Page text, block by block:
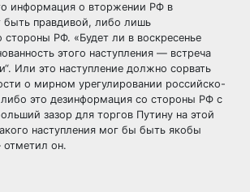
информация о вторжении РФ в
быть правдивой, либо лишь
РФ. «Будет ли в воскресенье
этого наступления — встреча
Или это наступление должно сорвать
о мирном урегулировании российско-
это дезинформация со стороны РФ с
зазор для торгов Путину на этой
наступления мог бы быть якобы
он.